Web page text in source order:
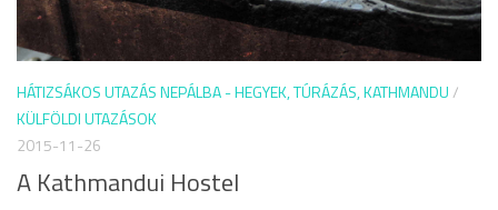
HÁTIZSÁKOS UTAZÁS NEPÁLBA - HEGYEK, TÚRÁZÁS, KATHMANDU/
KÜLFÖLDI UTAZÁSOK
2015-11-26
A Kathmandui Hostel